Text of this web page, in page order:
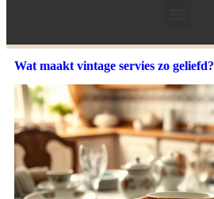
Wat maakt vintage servies zo geliefd?